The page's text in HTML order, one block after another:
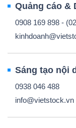
Quảng cáo &
0908 169 898 -
Sáng tạo nội
0938 046 488
info@vietstock.vn